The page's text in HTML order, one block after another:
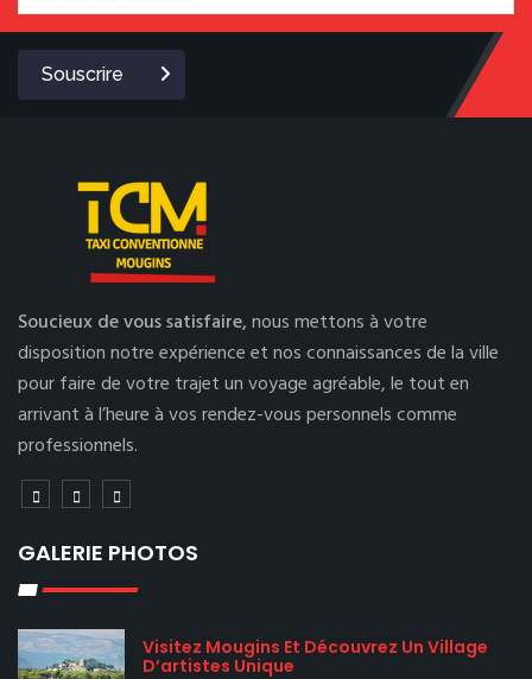
Souscrire
Soucieux de vous satisfaire,nous mettons à votre
disposition notre expérience et nos connaissances de la ville
pour faire de votre trajet un voyage agréable, le tout en
arrivant à l’heure à vos rendez-vous personnels comme
professionnels.
GALERIE PHOTOS
Visitez Mougins Et Découvrez Un Village
D’artistes Unique